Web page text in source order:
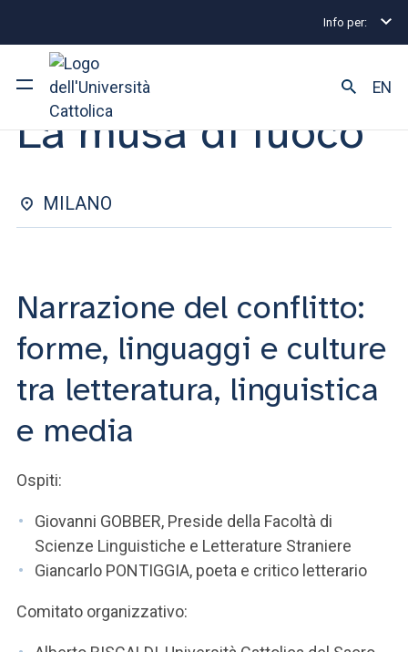
Info per:
Ateneo
Corsi di studio
Facoltà e campus
SEI UNO STUDENTE ISCRITTO?
EN
Eventi Milano La musa di fuoco
CONVEGNO | 16 APRILE 2026
La musa di fuoco
MILANO
Narrazione del conflitto:
forme, linguaggi e culture
tra letteratura, linguistica
e media
Ospiti:
Giovanni GOBBER, Preside della Facoltà di
Scienze Linguistiche e Letterature Straniere
Giancarlo PONTIGGIA, poeta e critico letterario
Comitato organizzativo: